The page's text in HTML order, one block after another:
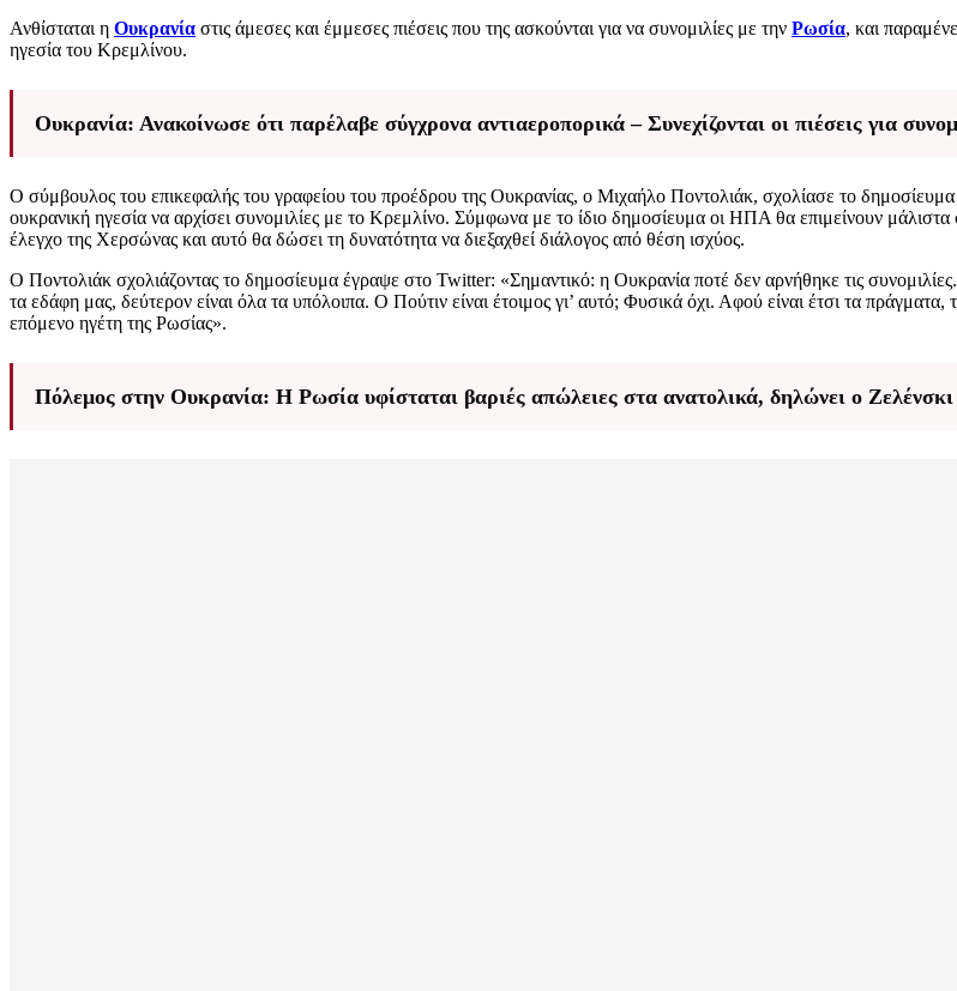
Ανθίσταται η Ουκρανία στις άμεσες και έμμεσες πιέσεις που της ασκούνται για να συνομιλίες με την Ρωσία, και
ηγεσία του Κρεμλίνου.
Ουκρανία: Ανακοίνωσε ότι παρέλαβε σύγχρονα αντιαεροπορικά – Συνεχίζονται οι πιέσεις για
Ο σύμβουλος του επικεφαλής του γραφείου του προέδρου της Ουκρανίας, ο Μιχαήλo Ποντολιάκ, σχολίασε το
ουκρανική ηγεσία να αρχίσει συνομιλίες με το Κρεμλίνο. Σύμφωνα με το ίδιο δημοσίευμα οι ΗΠΑ θα επιμείνουν μάλιστα
έλεγχο της Χερσώνας και αυτό θα δώσει τη δυνατότητα να διεξαχθεί διάλογος από θέση ισχύος.
Ο Ποντολιάκ σχολιάζοντας το δημοσίευμα έγραψε στο Twitter: «Σημαντικό: η Ουκρανία ποτέ δεν αρνήθηκε τις
τα εδάφη μας, δεύτερον είναι όλα τα υπόλοιπα. Ο Πούτιν είναι έτοιμος γι’ αυτό; Φυσικά όχι. Αφού είναι έτσι τα
επόμενο ηγέτη της Ρωσίας».
Πόλεμος στην Ουκρανία: Η Ρωσία υφίσταται βαριές απώλειες στα ανατολικά, δηλώνει ο Ζελένσκι